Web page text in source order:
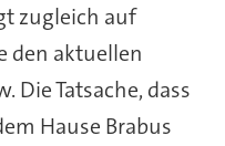
zugleich auf
den aktuellen
Die Tatsache, dass
Hause Brabus